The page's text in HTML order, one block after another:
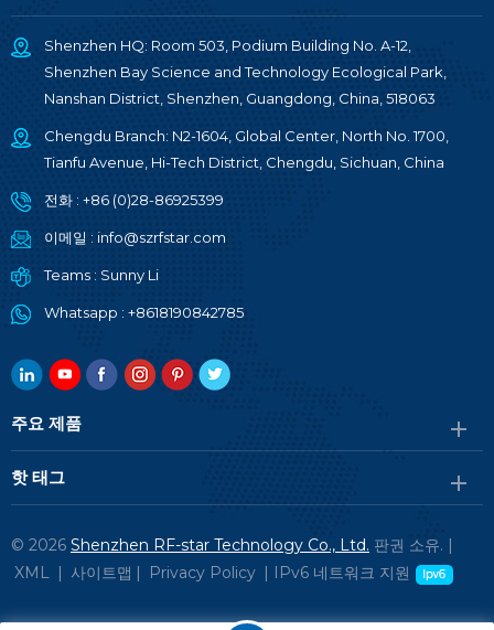
Shenzhen HQ: Room 503, Podium Building No. A-12,
Shenzhen Bay Science and Technology Ecological Park,
Nanshan District, Shenzhen, Guangdong, China, 518063
Chengdu Branch: N2-1604, Global Center, North No. 1700,
Tianfu Avenue, Hi-Tech District, Chengdu, Sichuan, China
전화 : +86 (0)28-86925399
이메일 : info@szrfstar.com
Teams : Sunny Li
Whatsapp : +8618190842785
주요 제품
핫 태그
© 2026 Shenzhen RF-star Technology Co., Ltd. 판권 소유. |
XML | 사이트맵 | Privacy Policy | IPv6 네트워크 지원